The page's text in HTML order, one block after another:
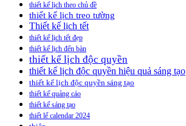
thiết kế lịch theo chủ đề
thiết kế lịch treo tường
Thiết kế lịch tết
thiết kế lịch tết đẹp
thiết kế lịch đển bàn
thiết kế lịch độc quyền
thiết kế lịch độc quyền hiệu quả sáng tạo
thiết kế lịch độc quyền sáng tạo
thiết kế quảng cáo
thiết kế sáng tạo
thiết lế calendar 2024